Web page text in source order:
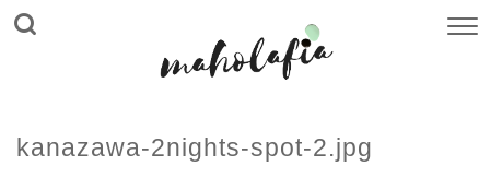
kanazawa-2nights-spot-2.jpg